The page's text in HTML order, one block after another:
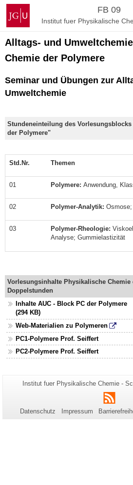
Zum
Inhalt
springen
Johannes
Gutenberg-
Universität
Mainz
FB 09
Institut fuer Physikalische
Alltags- und
Chemie der Polymere
Seminar und Übungen zur
Umweltchemie
Stundeneinteilung des
der Polymere"
Std.Nr. Themen
01 Polymere: Anwendung,
02 Polymer-Analytik:
03 Polymer-Rheologie:
Analyse; Gummielastizität
Vorlesungsinhalte Physikalische Chemie
Doppelstunden
Inhalte AUC - Block PC der Polymere
(294 KB)
Web-Materialien zu Polymeren
PC1-Polymere Prof. Seiffert
PC2-Polymere Prof. Seiffert
zu
dieser
Seiten-
Institut fuer Physikalische Chemie -
RSS
Datenschutz Impressum